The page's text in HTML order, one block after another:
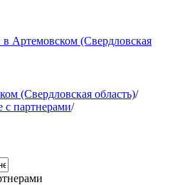
Артемовском (Свердловская
(Свердловская область)/
с партнерами/